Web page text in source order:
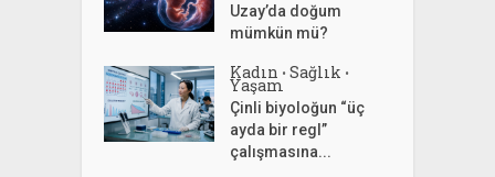
Uzay’da doğum
mümkün mü?
Kadın • Sağlık •
Yaşam
Çinli biyoloğun “üç
ayda bir regl”
çalışmasına...